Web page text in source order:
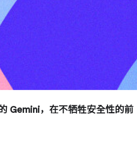
Gemini，在不牺牲安全性的前